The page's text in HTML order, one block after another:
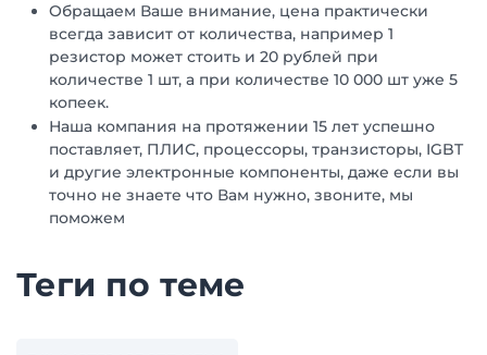
Обращаем Ваше внимание, цена практически
всегда зависит от количества, например 1
резистор может стоить и 20 рублей при
количестве 1 шт, а при количестве 10 000 шт уже 5
копеек.
Наша компания на протяжении 15 лет успешно
поставляет, ПЛИС, процессоры, транзисторы, IGBT
и другие электронные компоненты, даже если вы
точно не знаете что Вам нужно, звоните, мы
поможем
Теги по теме